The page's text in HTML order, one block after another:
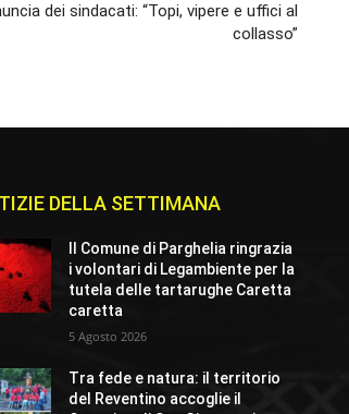
dei sindacati: “Topi, vipere e uffici al
collasso”
DELLA SETTIMANA
Il Comune di Parghelia ringrazia
i volontari di Legambiente per la
tutela delle tartarughe Caretta
caretta
5 Agosto 2026
Tra fede e natura: il territorio
del Reventino accoglie il